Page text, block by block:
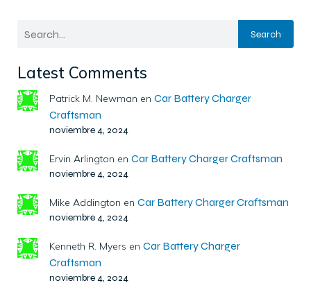
Search
Latest Comments
Patrick M. Newman en Car Battery Charger
Craftsman
noviembre 4, 2024
Ervin Arlington en Car Battery Charger Craftsman
noviembre 4, 2024
Mike Addington en Car Battery Charger Craftsman
noviembre 4, 2024
Kenneth R. Myers en Car Battery Charger
Craftsman
noviembre 4, 2024